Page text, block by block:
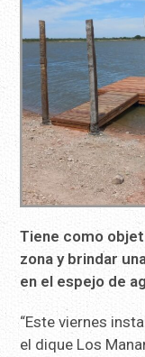
Tiene como
zona y brindar
en el espejo de
“Este viernes
el dique Los